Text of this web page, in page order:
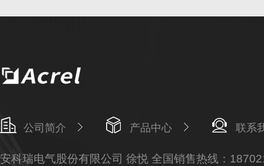
公司简介 产品中心 联系
安科瑞电气股份有限公司 徐悦 全国销售热线：